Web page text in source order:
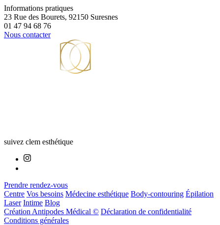
Informations pratiques
23 Rue des Bourets, 92150 Suresnes
01 47 94 68 76
Nous contacter
suivez clem esthétique
Prendre rendez-vous
Centre Vos besoins Médecine esthétique Body-contouring Épilation
Laser Intime Blog
Création Antipodes Médical © Déclaration de confidentialité
Conditions générales